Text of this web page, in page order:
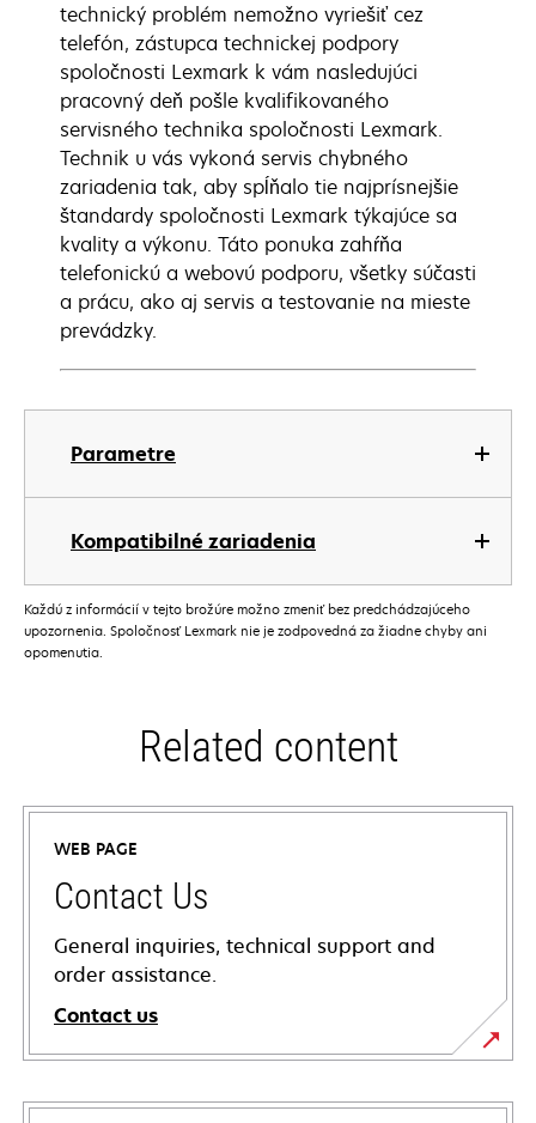
Parametre
Kompatibilné zariadenia
technický problém nemožno vyriešiť cez
telefón, zástupca technickej podpory
spoločnosti Lexmark k vám nasledujúci
pracovný deň pošle kvalifikovaného
servisného technika spoločnosti Lexmark.
Technik u vás vykoná servis chybného
zariadenia tak, aby spĺňalo tie najprísnejšie
štandardy spoločnosti Lexmark týkajúce sa
kvality a výkonu. Táto ponuka zahŕňa
telefonickú a webovú podporu, všetky súčasti
a prácu, ako aj servis a testovanie na mieste
prevádzky.
Každú z informácií v tejto brožúre možno zmeniť bez predchádzajúceho
upozornenia. Spoločnosť Lexmark nie je zodpovedná za žiadne chyby ani
opomenutia.
Related content
WEB PAGE
Contact Us
General inquiries, technical support and
order assistance.
Contact us